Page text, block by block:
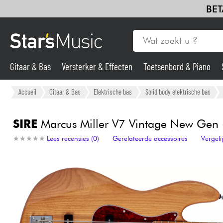
Gitaar & Bas
Synths & samplers
Licht
Viool & Quatuor
Gitaar & Bas Versterker & Effecten Toetsenbord & Piano
Accueil Gitaar & Bas Elektrische bas Solid body elektrische bas
SIRE Marcus Miller V7 Vintage New
★ ★ ★ ★ ★
★ ★ ★ ★ ★ Lees recensies (0) Gerelateerde accessoires